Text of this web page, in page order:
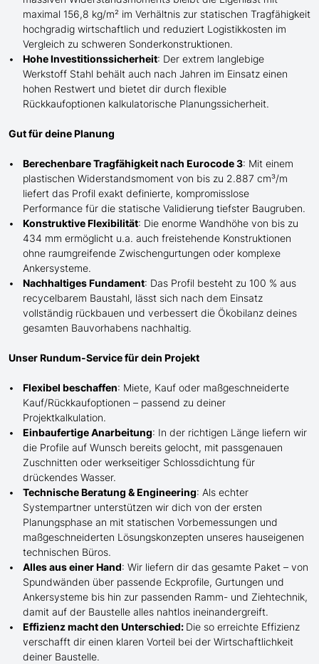
maximal 156,8 kg/m² im Verhältnis zur statischen Tragfähigkeit
hochgradig wirtschaftlich und reduziert Logistikkosten im
Vergleich zu schweren Sonderkonstruktionen.
Hohe Investitionssicherheit: Der extrem langlebige
Werkstoff Stahl behält auch nach Jahren im Einsatz einen
hohen Restwert und bietet dir durch flexible
Rückkaufoptionen kalkulatorische Planungssicherheit.
Gut für deine Planung
Berechenbare Tragfähigkeit nach Eurocode 3: Mit einem
plastischen Widerstandsmoment von bis zu 2.887 cm³/m
liefert das Profil exakt definierte, kompromisslose
Performance für die statische Validierung tiefster Baugruben.
Konstruktive Flexibilität: Die enorme Wandhöhe von bis zu
434 mm ermöglicht u.a. auch freistehende Konstruktionen
ohne raumgreifende Zwischengurtungen oder komplexe
Ankersysteme.
Nachhaltiges Fundament: Das Profil besteht zu 100 % aus
recycelbarem Baustahl, lässt sich nach dem Einsatz
vollständig rückbauen und verbessert die Ökobilanz deines
gesamten Bauvorhabens nachhaltig.
Unser Rundum-Service für dein Projekt
Flexibel beschaffen: Miete, Kauf oder maßgeschneiderte
Kauf/Rückkaufoptionen – passend zu deiner
Projektkalkulation.
Einbaufertige Anarbeitung: In der richtigen Länge liefern wir
die Profile auf Wunsch bereits gelocht, mit passgenauen
Zuschnitten oder werkseitiger Schlossdichtung für
drückendes Wasser.
Technische Beratung & Engineering: Als echter
Systempartner unterstützen wir dich von der ersten
Planungsphase an mit statischen Vorbemessungen und
maßgeschneiderten Lösungskonzepten unseres hauseigenen
technischen Büros.
Alles aus einer Hand: Wir liefern dir das gesamte Paket – von
Spundwänden über passende Eckprofile, Gurtungen und
Ankersysteme bis hin zur passenden Ramm- und Ziehtechnik,
damit auf der Baustelle alles nahtlos ineinandergreift.
Effizienz macht den Unterschied: Die so erreichte Effizienz
verschafft dir einen klaren Vorteil bei der Wirtschaftlichkeit
deiner Baustelle.